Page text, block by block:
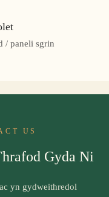
/ paneli sgrin
US
Gyda Ni
yn gydweithredol